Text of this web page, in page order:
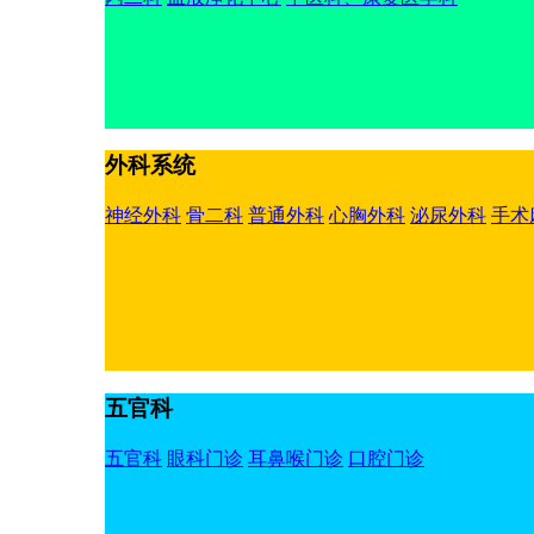
外科系统
神经外科 骨二科 普通外科 心胸外科 泌尿外科 手术
五官科
五官科 眼科门诊 耳鼻喉门诊 口腔门诊